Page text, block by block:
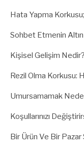
Hata Yapma
Sohbet Etmenin Altın
Kişisel Gelişim
Rezil Olma Korkusu:
Umursamamak
Koşullarınızı
Bir Ürün Ve Bir